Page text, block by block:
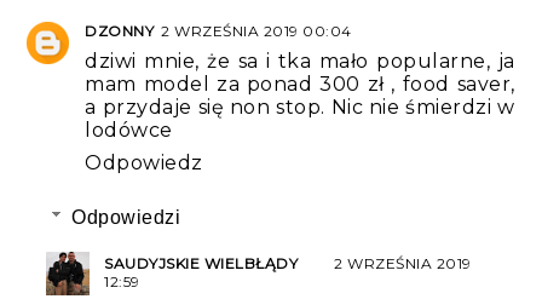
DZONNY 2 WRZEŚNIA 2019 00:04
dziwi mnie, że sa i tka mało popularne, ja
mam model za ponad 300 zł , food saver,
a przydaje się non stop. Nic nie śmierdzi w
lodówce
Odpowiedz
Odpowiedzi
SAUDYJSKIE WIELBŁĄDY
2 WRZEŚNIA 2019
12:59